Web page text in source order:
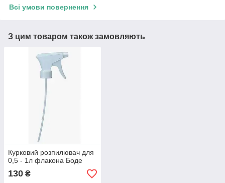
Всі умови повернення
З цим товаром також замовляють
Курковий розпилювач для
0,5 - 1л флакона Боде
130 ₴